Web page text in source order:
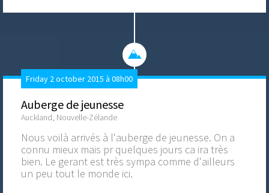
Friday 2 october 2015 à 08h00
Auberge de jeunesse
Auckland, Nouvelle-Zélande
Nous voilà arrivés à l'auberge de jeunesse. On a
connu mieux mais pr quelques jours ca ira très
bien. Le gerant est très sympa comme d'ailleurs
un peu tout le monde ici.